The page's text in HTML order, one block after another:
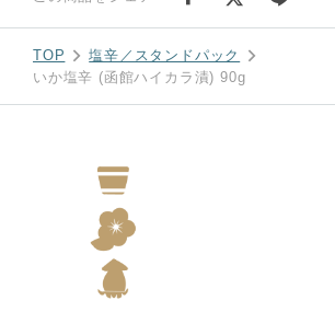
TOP
塩辛／スタンドパック
いか塩辛 (函館ハイカラ漬) 90g